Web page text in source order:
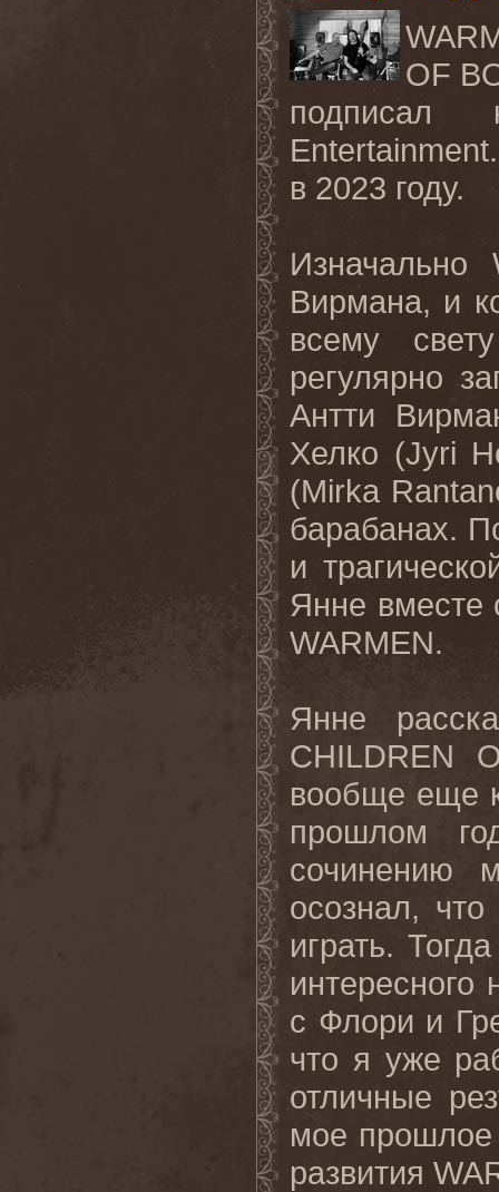
OF
подписал
в 2023 году.
Изначально
Вирмана, и
всему
регулярно
Антти
Хелко (Jyri
(Mirka
барабанах.
и
Янне вместе
WARMEN.
Янне
CHILDREN
вообще еще
прошлом
осознал,
играть.
с Флори и
что я уже
отличные
мое
развития